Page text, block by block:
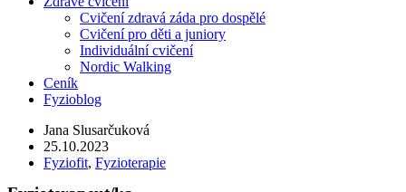
Cvičení zdravá záda pro dospělé
Cvičení pro děti a juniory
Individuální cvičení
Nordic Walking
Ceník
Fyzioblog
Jana Slusarčuková
25.10.2023
Fyziofit, Fyzioterapie